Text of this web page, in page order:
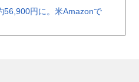
56,900円に。米Amazonで